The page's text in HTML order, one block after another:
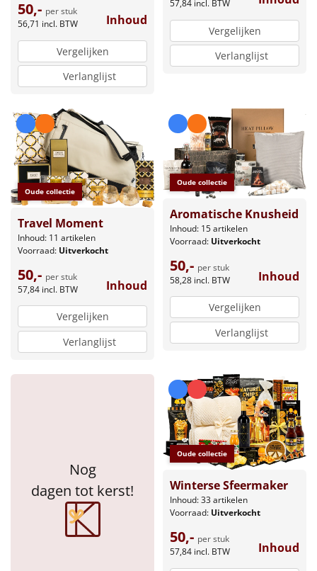
50,- per stuk
56,71 incl. BTW Inhoud
Vergelijken
Verlanglijst
57,84 incl. BTW
Vergelijken
Verlanglijst
Oude collectie
Travel Moment
Inhoud: 11 artikelen
Voorraad: Uitverkocht
50,- per stuk
57,84 incl. BTW Inhoud
Vergelijken
Verlanglijst
Oude collectie
Aromatische Knusheid
Inhoud: 15 artikelen
Voorraad: Uitverkocht
50,- per stuk
58,28 incl. BTW Inhoud
Vergelijken
Verlanglijst
Nog
dagen tot kerst!
Oude collectie
Winterse Sfeermaker
Inhoud: 33 artikelen
Voorraad: Uitverkocht
50,- per stuk
57,84 incl. BTW Inhoud